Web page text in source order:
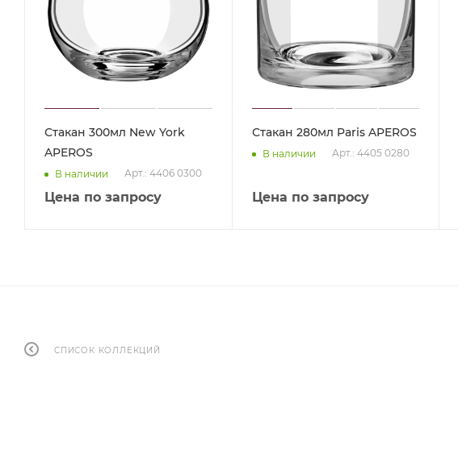
Стакан 300мл New York
APEROS
В наличии Арт.: 4406 0300
Цена по запросу
Стакан 280мл Paris APEROS
В наличии Арт.: 4405 0280
Цена по запросу
СПИСОК КОЛЛЕКЦИЙ